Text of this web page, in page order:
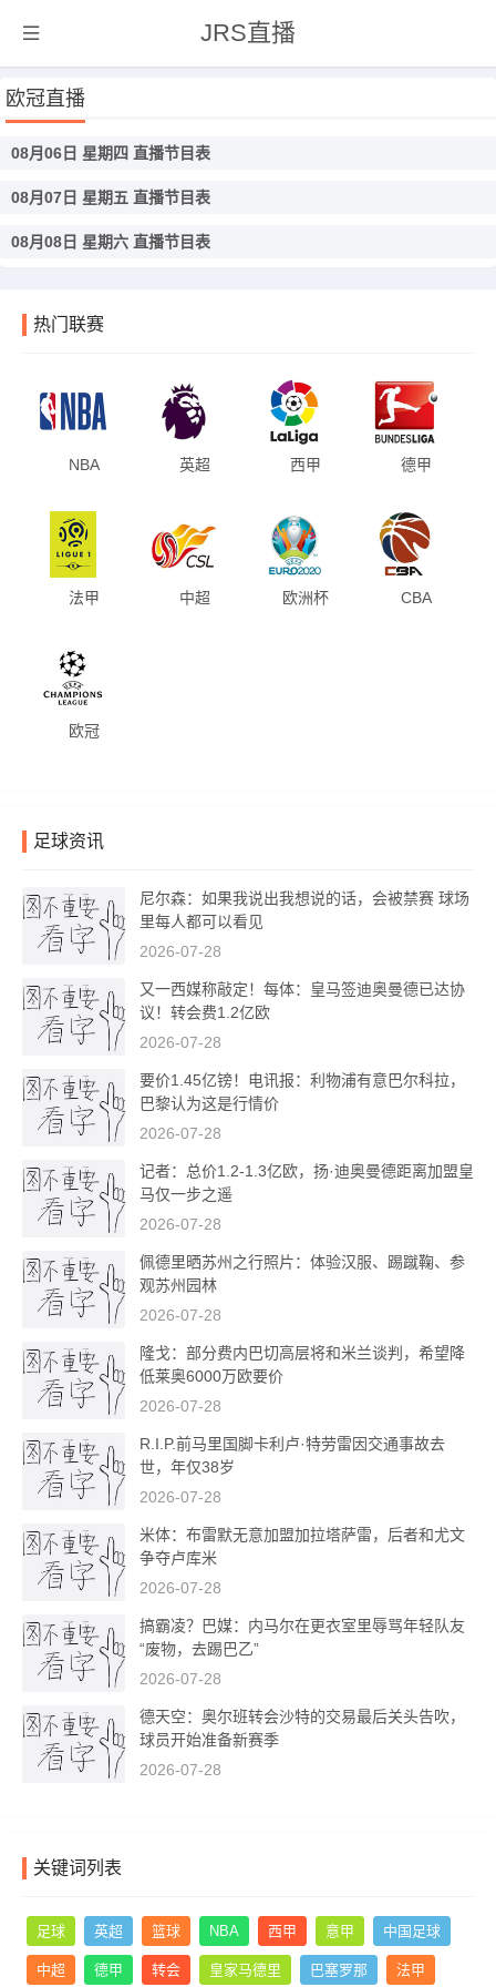
JRS直播
欧冠直播
08月06日 星期四 直播节目表
08月07日 星期五 直播节目表
08月08日 星期六 直播节目表
热门联赛
NBA 英超 西甲 德甲
法甲 中超 欧洲杯 CBA
欧冠
足球资讯
尼尔森：如果我说出我想说的话，会被禁赛 球场
里每人都可以看见
2026-07-28
又一西媒称敲定！每体：皇马签迪奥曼德已达协
议！转会费1.2亿欧
2026-07-28
要价1.45亿镑！电讯报：利物浦有意巴尔科拉，
巴黎认为这是行情价
2026-07-28
记者：总价1.2-1.3亿欧，扬·迪奥曼德距离加盟皇
马仅一步之遥
2026-07-28
佩德里晒苏州之行照片：体验汉服、踢蹴鞠、参
观苏州园林
2026-07-28
隆戈：部分费内巴切高层将和米兰谈判，希望降
低莱奥6000万欧要价
2026-07-28
R.I.P.前马里国脚卡利卢·特劳雷因交通事故去
世，年仅38岁
2026-07-28
米体：布雷默无意加盟加拉塔萨雷，后者和尤文
争夺卢库米
2026-07-28
搞霸凌？巴媒：内马尔在更衣室里辱骂年轻队友
“废物，去踢巴乙”
2026-07-28
德天空：奥尔班转会沙特的交易最后关头告吹，
球员开始准备新赛季
2026-07-28
关键词列表
足球 英超 篮球 NBA 西甲 意甲 中国足球
中超 德甲 转会 皇家马德里 巴塞罗那 法甲